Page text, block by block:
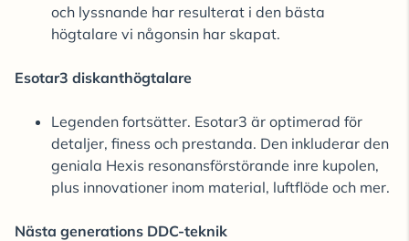
och lyssnande har resulterat i den bästa
högtalare vi någonsin har skapat.
Esotar3 diskanthögtalare
Legenden fortsätter. Esotar3 är optimerad för
detaljer, finess och prestanda. Den inkluderar den
geniala Hexis resonansförstörande inre kupolen,
plus innovationer inom material, luftflöde och mer.
Nästa generations DDC-teknik